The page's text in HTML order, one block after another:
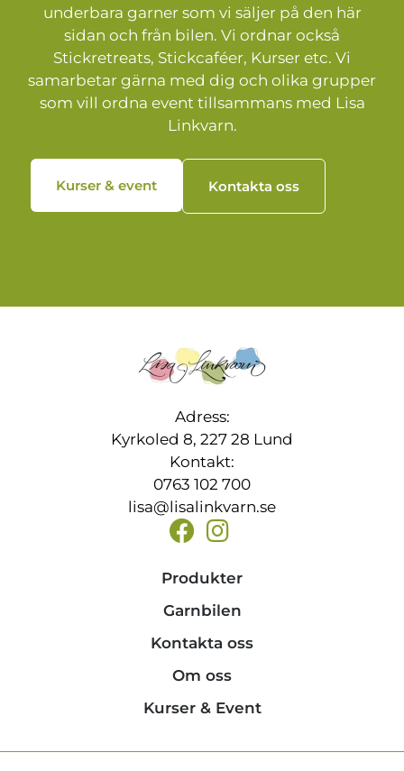
underbara garner som vi säljer på den här
sidan och från bilen. Vi ordnar också
Stickretreats, Stickcaféer, Kurser etc. Vi
samarbetar gärna med dig och olika grupper
som vill ordna event tillsammans med Lisa
Linkvarn.
Kurser & event Kontakta oss
Adress:
Kyrkoled 8, 227 28 Lund
Kontakt:
0763 102 700
lisa@lisalinkvarn.se
Produkter
Garnbilen
Kontakta oss
Om oss
Kurser & Event